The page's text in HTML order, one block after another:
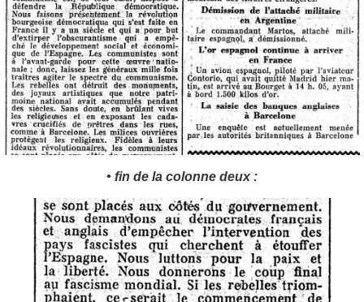
• fin de la colonne deux :